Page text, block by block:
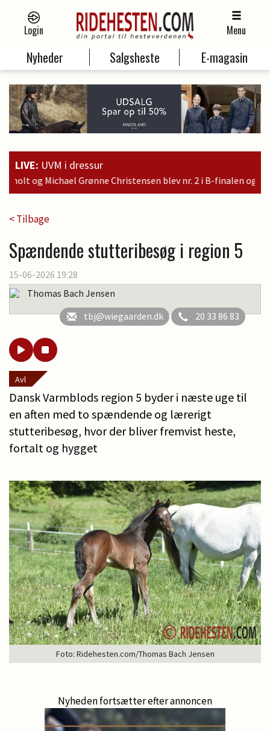
Login Menu
Nyheder Salgsheste E-magasin
LIVE: UVM i dressur
blev nr. 2 i B-finalen og er dermed kvalificeret til
< Tilbage
Spændende stutteribesøg i region 5
15-06-2026 19:28
Thomas Bach Jensen
tbj@wiegaarden.dk
20 33 86 83
Avl
Dansk Varmblods region 5 byder i næste uge til
en aften med to spændende og lærerigt
stutteribesøg, hvor der bliver fremvist heste,
fortalt og hygget
Foto: Ridehesten.com/Thomas Bach Jensen
Nyheden fortsætter efter annoncen